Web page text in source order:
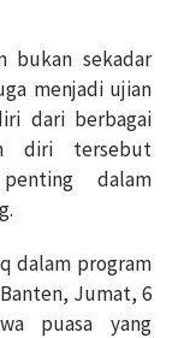
bukan sekadar
menjadi ujian
dari berbagai
diri tersebut
dalam
dalam program
Jumat, 6
puasa yang